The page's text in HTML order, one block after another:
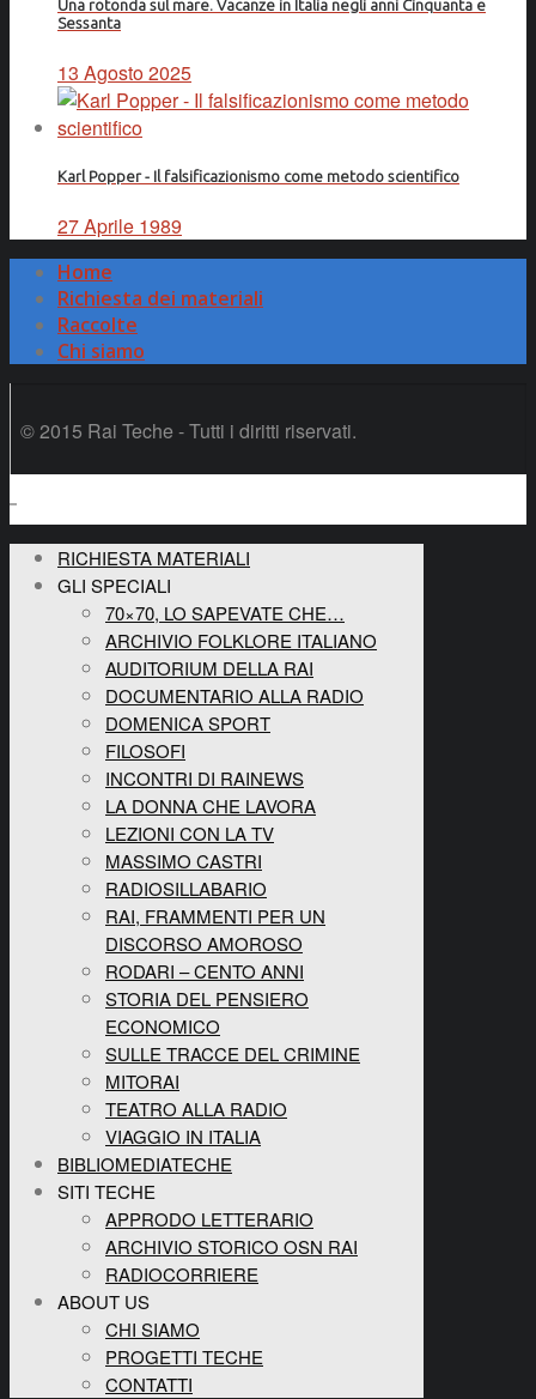
Una rotonda sul mare. Vacanze in Italia negli anni Cinquanta e
Sessanta
13 Agosto 2025
Karl Popper - Il falsificazionismo come metodo scientifico
27 Aprile 1989
Home
Richiesta dei materiali
Raccolte
Chi siamo
© 2015 Rai Teche - Tutti i diritti riservati.
RICHIESTA MATERIALI
GLI SPECIALI
70×70, LO SAPEVATE CHE…
ARCHIVIO FOLKLORE ITALIANO
AUDITORIUM DELLA RAI
DOCUMENTARIO ALLA RADIO
DOMENICA SPORT
FILOSOFI
INCONTRI DI RAINEWS
LA DONNA CHE LAVORA
LEZIONI CON LA TV
MASSIMO CASTRI
RADIOSILLABARIO
RAI, FRAMMENTI PER UN
DISCORSO AMOROSO
RODARI – CENTO ANNI
STORIA DEL PENSIERO
ECONOMICO
SULLE TRACCE DEL CRIMINE
MITORAI
TEATRO ALLA RADIO
VIAGGIO IN ITALIA
BIBLIOMEDIATECHE
SITI TECHE
APPRODO LETTERARIO
ARCHIVIO STORICO OSN RAI
RADIOCORRIERE
ABOUT US
CHI SIAMO
PROGETTI TECHE
CONTATTI